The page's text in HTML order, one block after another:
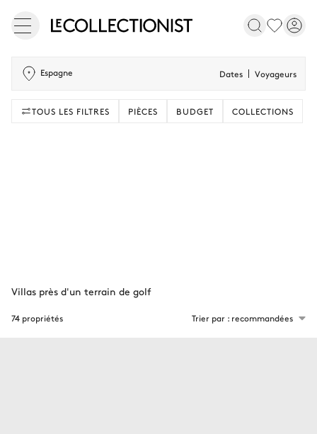
Espagne Dates Voyageurs
TOUS LES FILTRES PIÈCES BUDGET COLLECTIONS
74 propriétés Trier par : recommandées
Villas près d'un terrain de golf